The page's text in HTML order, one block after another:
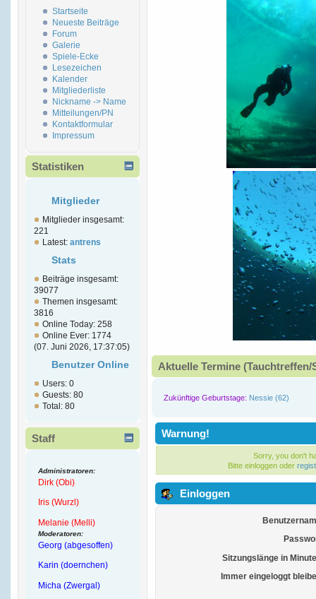
Startseite
Neueste Beiträge
Forum
Galerie
Spiele-Ecke
Lesezeichen
Kalender
Mitgliederliste
Nickname -> Name
Mitteilungen/PN
Kontaktformular
Impressum
Statistiken
Mitglieder
Mitglieder insgesamt:
221
Latest: antrens
Stats
Beiträge insgesamt:
39077
Themen insgesamt:
3816
Online Today: 258
Online Ever: 1774
(07. Juni 2026, 17:37:05)
Benutzer Online
Users: 0
Guests: 80
Total: 80
Staff
Administratoren:
Dirk (Obi)
Iris (Wurzl)
Melanie (Melli)
Moderatoren:
Georg (abgesoffen)
Karin (doernchen)
Micha (Zwergal)
Aktuelle Termine
Zukünftige Geburtstage: Nessie (62)
Warnung!
Sorry, you don't
Bitte einloggen oder
Einloggen
Sitzungslänge in
Immer eingeloggt